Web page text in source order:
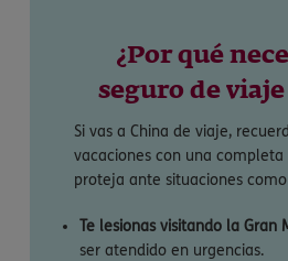
¿Por qué
seguro de viaje
Si vas a China de viaje,
vacaciones con una completa
proteja ante situaciones
Te lesionas visitando la Gran
ser atendido en urgencias.